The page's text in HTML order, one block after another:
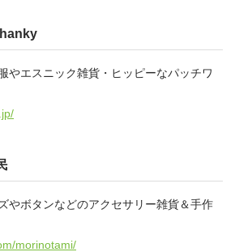
やエスニック雑貨・ヒッピーなパッチワ
やボタンなどのアクセサリー雑貨＆手作
morinotami/